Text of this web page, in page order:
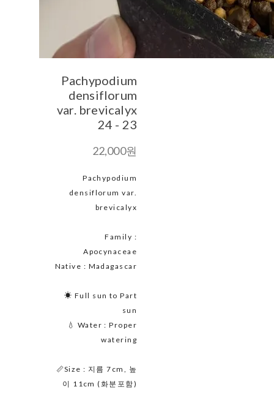
Pachypodium
densiflorum
var. brevicalyx
24 - 23
22,000원
Pachypodium
densiflorum var.
brevicalyx
Family :
Apocynaceae
Native : Madagascar
☀ Full sun to Part
sun
💧 Water : Proper
watering
📏Size : 지름 7cm, 높
이 11cm (화분포함)